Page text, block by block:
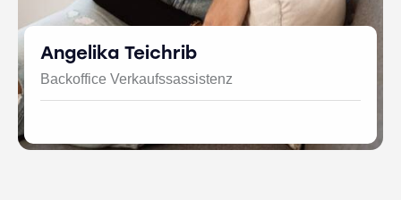
Angelika Teichrib
Backoffice Verkaufssassistenz